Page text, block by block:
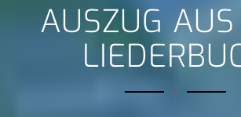
AUSZUG